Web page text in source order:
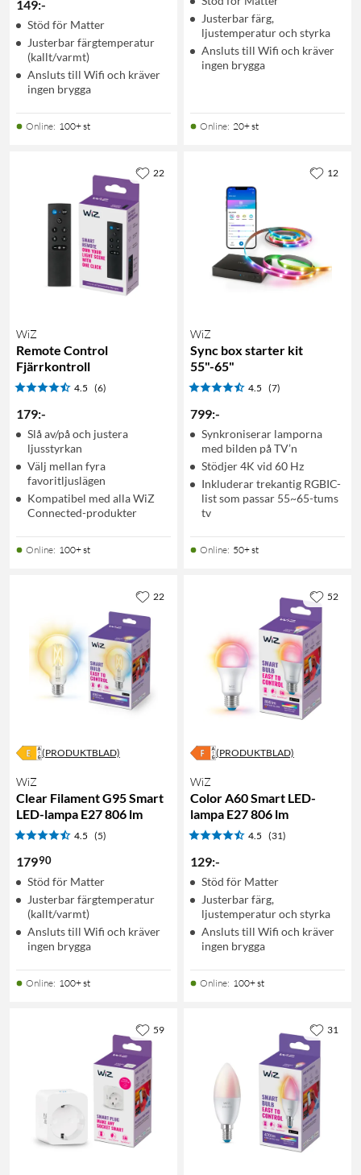
149:-
Stöd för Matter
Justerbar färgtemperatur
(kallt/varmt)
Ansluts till Wifi och kräver
ingen brygga
Online: 100+ st
Justerbar färg,
ljustemperatur och styrka
Ansluts till Wifi och kräver
ingen brygga
Online: 20+ st
WiZ
Remote Control
Fjärrkontroll
4.5 (6)
179:-
Slå av/på och justera
ljusstyrkan
Välj mellan fyra
favoritljuslägen
Kompatibel med alla WiZ
Connected-produkter
Online: 100+ st
22
WiZ
Sync box starter kit
55"-65"
4.5 (7)
799:-
Synkroniserar lamporna
med bilden på TV’n
Stödjer 4K vid 60 Hz
Inkluderar trekantig RGBIC-
list som passar 55~65-tums
tv
Online: 50+ st
12
(PRODUKTBLAD)
WiZ
Clear Filament G95 Smart
LED-lampa E27 806 lm
4.5 (5)
17990
Stöd för Matter
Justerbar färgtemperatur
(kallt/varmt)
Ansluts till Wifi och kräver
ingen brygga
Online: 100+ st
22
(PRODUKTBLAD)
WiZ
Color A60 Smart LED-
lampa E27 806 lm
4.5 (31)
129:-
Stöd för Matter
Justerbar färg,
ljustemperatur och styrka
Ansluts till Wifi och kräver
ingen brygga
Online: 100+ st
52
59 31